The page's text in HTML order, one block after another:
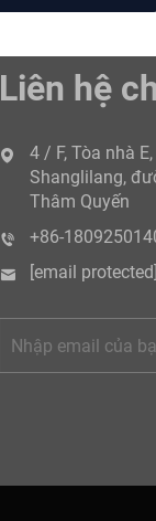
Liên hệ
4 / F, Tòa nhà
Shanglilang,
Thâm Quyến
+86-
[email protected]